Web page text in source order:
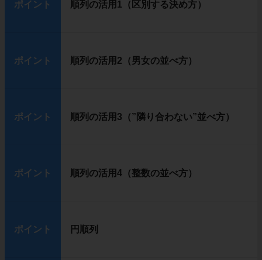
ポイント 順列の活用1（区別する決め方）
ポイント 順列の活用2（男女の並べ方）
ポイント 順列の活用3（”隣り合わない”並べ方）
ポイント 順列の活用4（整数の並べ方）
ポイント 円順列